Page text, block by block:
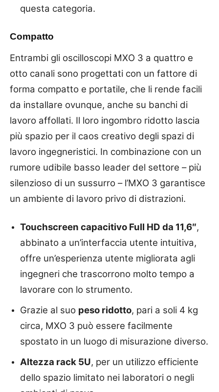
questa categoria.
Compatto
Entrambi gli oscilloscopi MXO 3 a quattro e
otto canali sono progettati con un fattore di
forma compatto e portatile, che li rende facili
da installare ovunque, anche su banchi di
lavoro affollati. Il loro ingombro ridotto lascia
più spazio per il caos creativo degli spazi di
lavoro ingegneristici. In combinazione con un
rumore udibile basso leader del settore – più
silenzioso di un sussurro – l’MXO 3 garantisce
un ambiente di lavoro privo di distrazioni.
Touchscreen capacitivo Full HD da 11,6″,
abbinato a un’interfaccia utente intuitiva,
offre un’esperienza utente migliorata agli
ingegneri che trascorrono molto tempo a
lavorare con lo strumento.
Grazie al suo peso ridotto, pari a soli 4 kg
circa, MXO 3 può essere facilmente
spostato in un luogo di misurazione diverso.
Altezza rack 5U, per un utilizzo efficiente
dello spazio limitato nei laboratori o negli